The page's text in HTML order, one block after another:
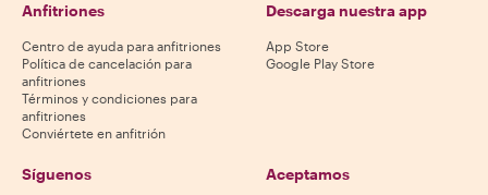
Anfitriones
Centro de ayuda para anfitriones
Política de cancelación para
anfitriones
Términos y condiciones para
anfitriones
Conviértete en anfitrión
Descarga nuestra app
App Store
Google Play Store
Síguenos Aceptamos